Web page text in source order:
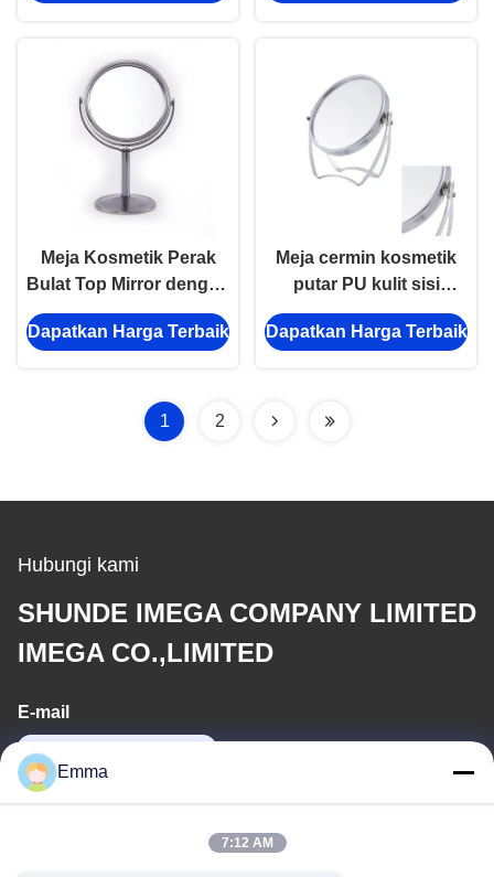
Meja Kosmetik Perak
Bulat Top Mirror dengan
Desain Disesuaikan
Dapatkan Harga Terbaik
Meja cermin kosmetik
putar PU kulit sisi
ganda disesuaikan
dengan fungsi berputar
Dapatkan Harga Terbaik
1 2
Hubungi kami
SHUNDE IMEGA COMPANY LIMITED
IMEGA CO.,LIMITED
E-mail
Emma
7:12 AM